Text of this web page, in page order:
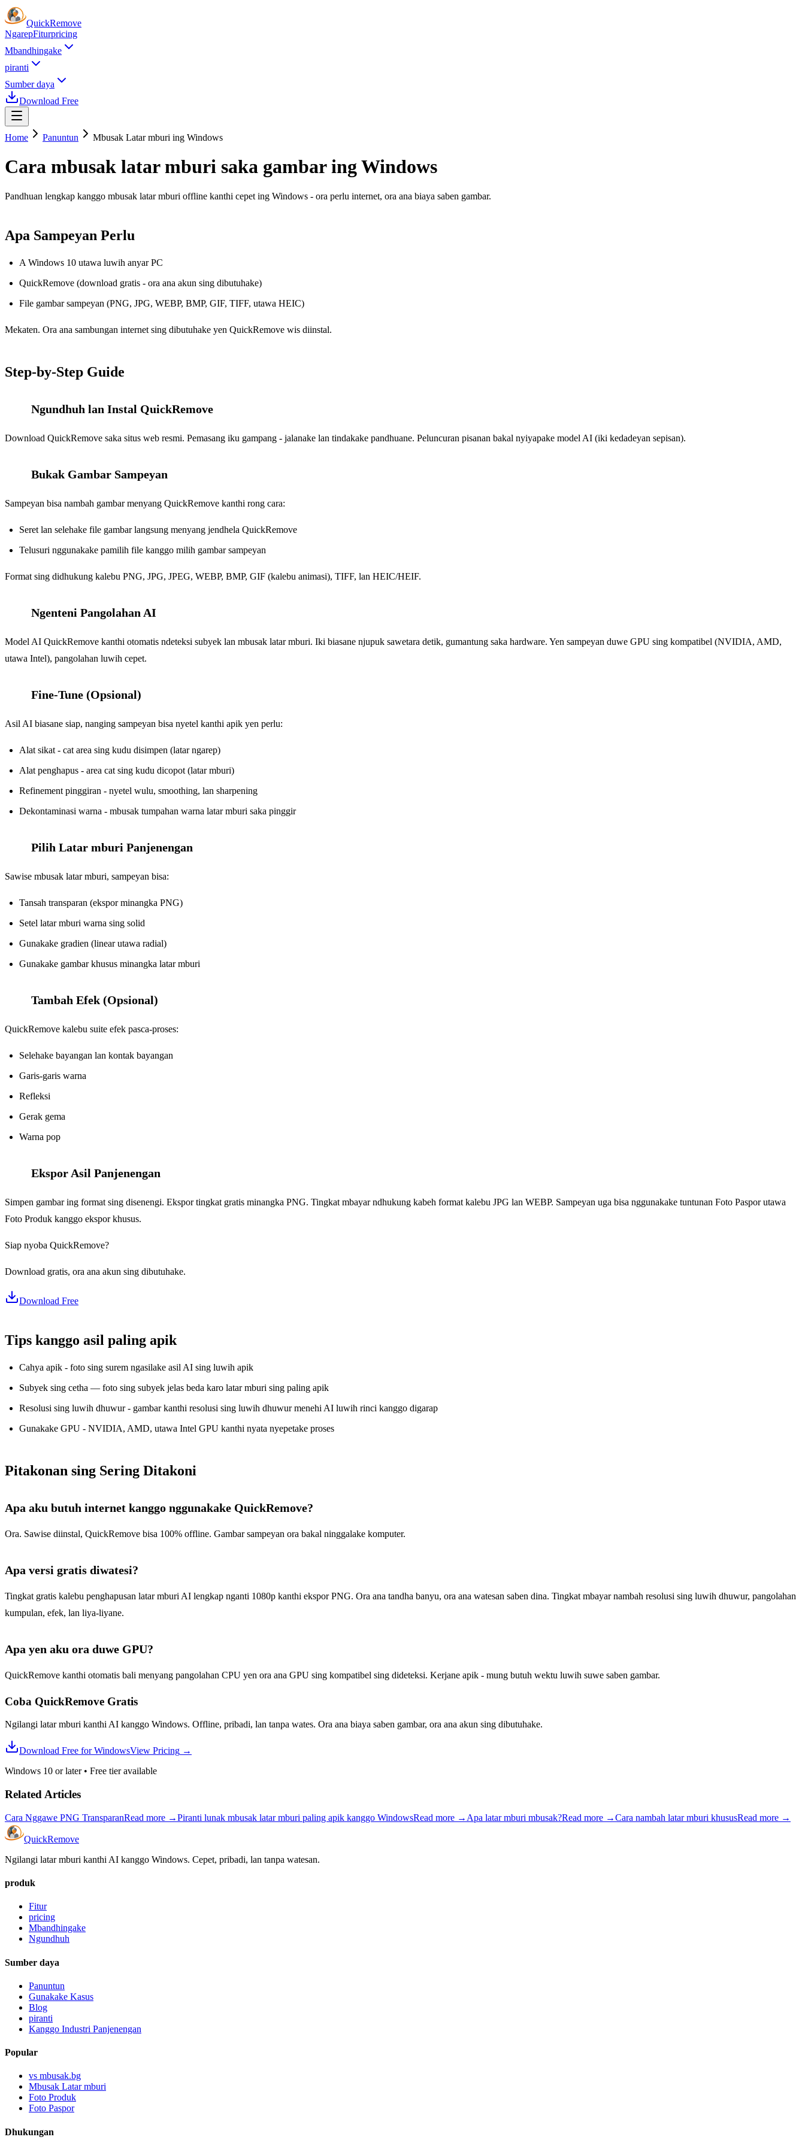
QuickRemove
NgarepFiturpricing
Mbandhingake
piranti
Sumber daya
Download Free
Home Panuntun Mbusak Latar mburi ing Windows
Cara mbusak latar mburi saka gambar ing Windows
Pandhuan lengkap kanggo mbusak latar mburi offline kanthi cepet ing Windows - ora perlu internet, ora ana biaya saben gambar.
Apa Sampeyan Perlu
A Windows 10 utawa luwih anyar PC
QuickRemove (download gratis - ora ana akun sing dibutuhake)
File gambar sampeyan (PNG, JPG, WEBP, BMP, GIF, TIFF, utawa HEIC)
Mekaten. Ora ana sambungan internet sing dibutuhake yen QuickRemove wis diinstal.
Step-by-Step Guide
Ngundhuh lan Instal QuickRemove
Download QuickRemove saka situs web resmi. Pemasang iku gampang - jalanake lan tindakake pandhuane. Peluncuran pisanan bakal nyiyapake model AI (iki kedadeyan sepisan).
Bukak Gambar Sampeyan
Sampeyan bisa nambah gambar menyang QuickRemove kanthi rong cara:
Seret lan selehake file gambar langsung menyang jendhela QuickRemove
Telusuri nggunakake pamilih file kanggo milih gambar sampeyan
Format sing didhukung kalebu PNG, JPG, JPEG, WEBP, BMP, GIF (kalebu animasi), TIFF, lan HEIC/HEIF.
Ngenteni Pangolahan AI
Model AI QuickRemove kanthi otomatis ndeteksi subyek lan mbusak latar mburi. Iki biasane njupuk sawetara detik, gumantung saka hardware. Yen sampeyan duwe GPU sing kompatibel (NVIDIA, AMD,
utawa Intel), pangolahan luwih cepet.
Fine-Tune (Opsional)
Asil AI biasane siap, nanging sampeyan bisa nyetel kanthi apik yen perlu:
Alat sikat - cat area sing kudu disimpen (latar ngarep)
Alat penghapus - area cat sing kudu dicopot (latar mburi)
Refinement pinggiran - nyetel wulu, smoothing, lan sharpening
Dekontaminasi warna - mbusak tumpahan warna latar mburi saka pinggir
Pilih Latar mburi Panjenengan
Sawise mbusak latar mburi, sampeyan bisa:
Tansah transparan (ekspor minangka PNG)
Setel latar mburi warna sing solid
Gunakake gradien (linear utawa radial)
Gunakake gambar khusus minangka latar mburi
Tambah Efek (Opsional)
QuickRemove kalebu suite efek pasca-proses:
Selehake bayangan lan kontak bayangan
Garis-garis warna
Refleksi
Gerak gema
Warna pop
Ekspor Asil Panjenengan
Simpen gambar ing format sing disenengi. Ekspor tingkat gratis minangka PNG. Tingkat mbayar ndhukung kabeh format kalebu JPG lan WEBP. Sampeyan uga bisa nggunakake tuntunan Foto Paspor utawa
Foto Produk kanggo ekspor khusus.
Siap nyoba QuickRemove?
Download gratis, ora ana akun sing dibutuhake.
Download Free
Tips kanggo asil paling apik
Cahya apik - foto sing surem ngasilake asil AI sing luwih apik
Subyek sing cetha — foto sing subyek jelas beda karo latar mburi sing paling apik
Resolusi sing luwih dhuwur - gambar kanthi resolusi sing luwih dhuwur menehi AI luwih rinci kanggo digarap
Gunakake GPU - NVIDIA, AMD, utawa Intel GPU kanthi nyata nyepetake proses
Pitakonan sing Sering Ditakoni
Apa aku butuh internet kanggo nggunakake QuickRemove?
Ora. Sawise diinstal, QuickRemove bisa 100% offline. Gambar sampeyan ora bakal ninggalake komputer.
Apa versi gratis diwatesi?
Tingkat gratis kalebu penghapusan latar mburi AI lengkap nganti 1080p kanthi ekspor PNG. Ora ana tandha banyu, ora ana watesan saben dina. Tingkat mbayar nambah resolusi sing luwih dhuwur, pangolahan
kumpulan, efek, lan liya-liyane.
Apa yen aku ora duwe GPU?
QuickRemove kanthi otomatis bali menyang pangolahan CPU yen ora ana GPU sing kompatibel sing dideteksi. Kerjane apik - mung butuh wektu luwih suwe saben gambar.
Coba QuickRemove Gratis
Ngilangi latar mburi kanthi AI kanggo Windows. Offline, pribadi, lan tanpa wates. Ora ana biaya saben gambar, ora ana akun sing dibutuhake.
Download Free for WindowsView Pricing →
Windows 10 or later• Free tier available
Related Articles
Cara Nggawe PNG TransparanRead more →Piranti lunak mbusak latar mburi paling apik kanggo WindowsRead more → Apa latar mburi mbusak?Read more →Cara nambah latar mburi khususRead more →
QuickRemove
Ngilangi latar mburi kanthi AI kanggo Windows. Cepet, pribadi, lan tanpa watesan.
produk
Fitur
pricing
Mbandhingake
Ngundhuh
Sumber daya
Panuntun
Gunakake Kasus
Blog
piranti
Kanggo Industri Panjenengan
Popular
vs mbusak.bg
Mbusak Latar mburi
Foto Produk
Foto Paspor
Dhukungan